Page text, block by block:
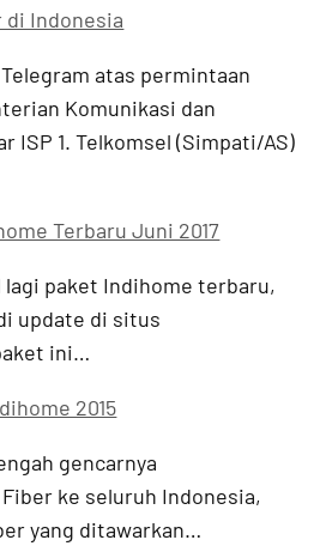
di Indonesia
atas permintaan
Komunikasi dan
ISP 1. Telkomsel (Simpati/AS)
Terbaru Juni 2017
lagi paket Indihome terbaru,
update di situs
ini…
2015
gencarnya
ke seluruh Indonesia,
yang ditawarkan…